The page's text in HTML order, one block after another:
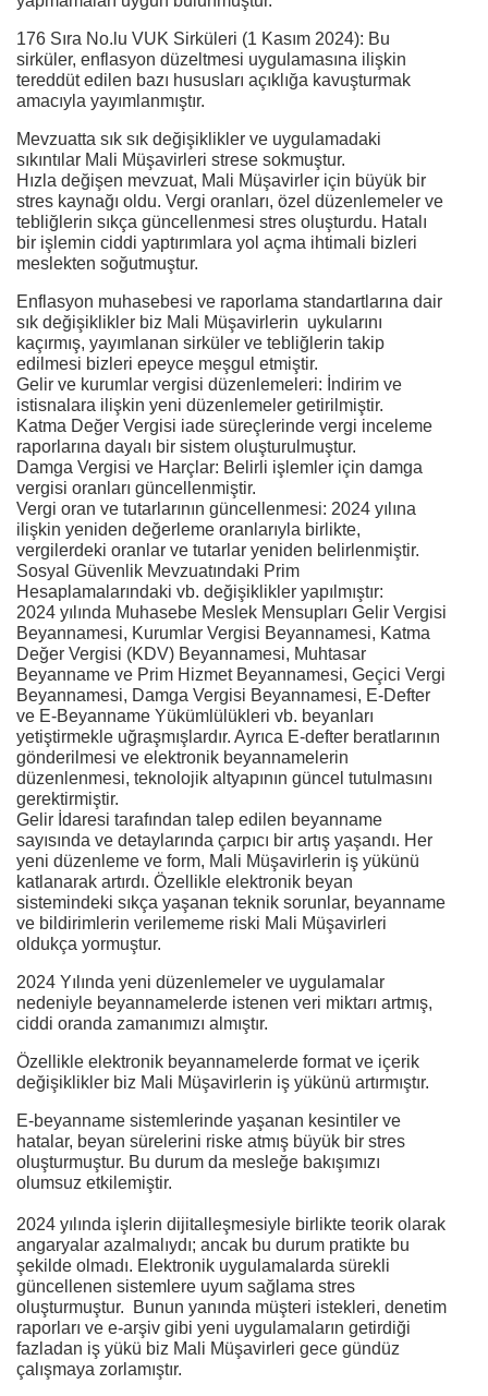
176 Sıra No.lu VUK Sirküleri (1 Kasım 2024): Bu
sirküler, enflasyon düzeltmesi uygulamasına ilişkin
tereddüt edilen bazı hususları açıklığa kavuşturmak
amacıyla yayımlanmıştır.
Mevzuatta sık sık değişiklikler ve uygulamadaki
sıkıntılar Mali Müşavirleri strese sokmuştur.
Hızla değişen mevzuat, Mali Müşavirler için büyük bir
stres kaynağı oldu. Vergi oranları, özel düzenlemeler ve
tebliğlerin sıkça güncellenmesi stres oluşturdu. Hatalı
bir işlemin ciddi yaptırımlara yol açma ihtimali bizleri
meslekten soğutmuştur.
Enflasyon muhasebesi ve raporlama standartlarına dair
sık değişiklikler biz Mali Müşavirlerin uykularını
kaçırmış, yayımlanan sirküler ve tebliğlerin takip
edilmesi bizleri epeyce meşgul etmiştir.
Gelir ve kurumlar vergisi düzenlemeleri: İndirim ve
istisnalara ilişkin yeni düzenlemeler getirilmiştir.
Katma Değer Vergisi iade süreçlerinde vergi inceleme
raporlarına dayalı bir sistem oluşturulmuştur.
Damga Vergisi ve Harçlar: Belirli işlemler için damga
vergisi oranları güncellenmiştir.
Vergi oran ve tutarlarının güncellenmesi: 2024 yılına
ilişkin yeniden değerleme oranlarıyla birlikte,
vergilerdeki oranlar ve tutarlar yeniden belirlenmiştir.
Sosyal Güvenlik Mevzuatındaki Prim
Hesaplamalarındaki vb. değişiklikler yapılmıştır:
2024 yılında Muhasebe Meslek Mensupları Gelir Vergisi
Beyannamesi, Kurumlar Vergisi Beyannamesi, Katma
Değer Vergisi (KDV) Beyannamesi, Muhtasar
Beyanname ve Prim Hizmet Beyannamesi, Geçici Vergi
Beyannamesi, Damga Vergisi Beyannamesi, E-Defter
ve E-Beyanname Yükümlülükleri vb. beyanları
yetiştirmekle uğraşmışlardır. Ayrıca E-defter beratlarının
gönderilmesi ve elektronik beyannamelerin
düzenlenmesi, teknolojik altyapının güncel tutulmasını
gerektirmiştir.
Gelir İdaresi tarafından talep edilen beyanname
sayısında ve detaylarında çarpıcı bir artış yaşandı. Her
yeni düzenleme ve form, Mali Müşavirlerin iş yükünü
katlanarak artırdı. Özellikle elektronik beyan
sistemindeki sıkça yaşanan teknik sorunlar, beyanname
ve bildirimlerin verilememe riski Mali Müşavirleri
oldukça yormuştur.
2024 Yılında yeni düzenlemeler ve uygulamalar
nedeniyle beyannamelerde istenen veri miktarı artmış,
ciddi oranda zamanımızı almıştır.
Özellikle elektronik beyannamelerde format ve içerik
değişiklikler biz Mali Müşavirlerin iş yükünü artırmıştır.
E-beyanname sistemlerinde yaşanan kesintiler ve
hatalar, beyan sürelerini riske atmış büyük bir stres
oluşturmuştur. Bu durum da mesleğe bakışımızı
olumsuz etkilemiştir.
2024 yılında işlerin dijitalleşmesiyle birlikte teorik olarak
angaryalar azalmalıydı; ancak bu durum pratikte bu
şekilde olmadı. Elektronik uygulamalarda sürekli
güncellenen sistemlere uyum sağlama stres
oluşturmuştur. Bunun yanında müşteri istekleri, denetim
raporları ve e-arşiv gibi yeni uygulamaların getirdiği
fazladan iş yükü biz Mali Müşavirleri gece gündüz
çalışmaya zorlamıştır.